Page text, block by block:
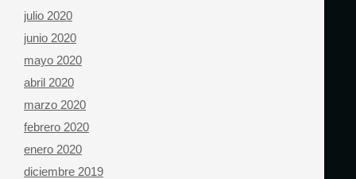
julio 2020
junio 2020
mayo 2020
abril 2020
marzo 2020
febrero 2020
enero 2020
diciembre 2019